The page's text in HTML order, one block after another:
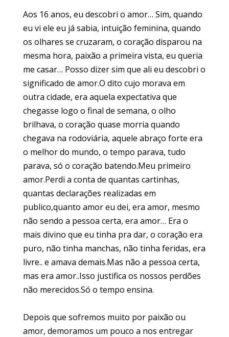
Aos 16 anos, eu descobri o amor… Sim, quando
eu vi ele eu já sabia, intuição feminina, quando
os olhares se cruzaram, o coração disparou na
mesma hora, paixão a primeira vista, eu queria
me casar… Posso dizer sim que ali eu descobri o
significado de amor.O dito cujo morava em
outra cidade, era aquela expectativa que
chegasse logo o final de semana, o olho
brilhava, o coração quase morria quando
chegava na rodoviária, aquele abraço forte era
o melhor do mundo, o tempo parava, tudo
parava, só o coração batendo.Meu primeiro
amor.Perdi a conta de quantas cartinhas,
quantas declarações realizadas em
publico,quanto amor eu dei, era amor, mesmo
não sendo a pessoa certa, era amor… Era o
mais divino que eu tinha pra dar, o coração era
puro, não tinha manchas, não tinha feridas, era
livre.. e amava demais.Mas não a pessoa certa,
mas era amor..Isso justifica os nossos perdões
não merecidos.Só o tempo ensina.
Depois que sofremos muito por paixão ou
amor, demoramos um pouco a nos entregar